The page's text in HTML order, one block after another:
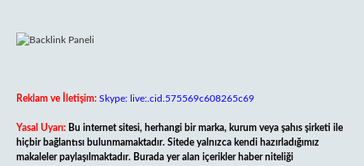
Reklam ve İletişim: Skype: live:.cid.575569c608265c69
Yasal Uyarı: Bu internet sitesi, herhangi bir marka, kurum veya şahıs şirketi ile
hiçbir bağlantısı bulunmamaktadır. Sitede yalnızca kendi hazırladığımız
makaleler paylaşılmaktadır. Burada yer alan içerikler haber niteliği